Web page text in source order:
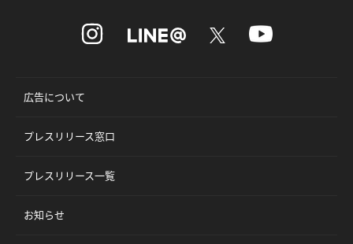
広告について
プレスリリース窓口
プレスリリース一覧
お知らせ